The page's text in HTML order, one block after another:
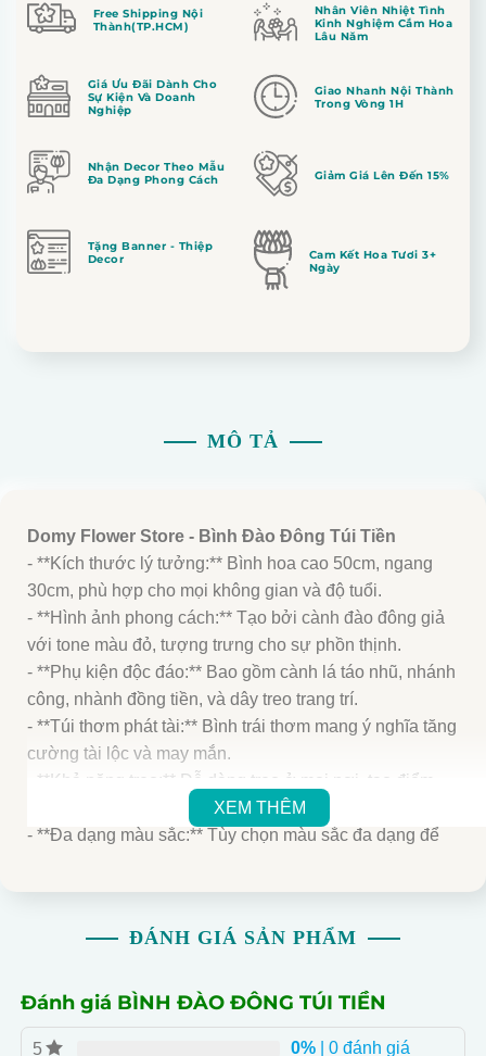
Free Shipping Nội
Thành(TP.HCM)
Nhân Viên Nhiệt Tình
Kinh Nghiệm Cắm Hoa
Lâu Năm
Giá Ưu Đãi Dành Cho
Sự Kiện Và Doanh
Nghiệp
Giao Nhanh Nội Thành
Trong Vòng 1H
Nhận Decor Theo Mẫu
Đa Dạng Phong Cách
Giảm Giá Lên Đến 15%
Tặng Banner - Thiệp
Decor
Cam Kết Hoa Tươi 3+
Ngày
MÔ TẢ
Domy Flower Store - Bình Đào Đông Túi Tiền
- **Kích thước lý tưởng:** Bình hoa cao 50cm, ngang
30cm, phù hợp cho mọi không gian và độ tuổi.
- **Hình ảnh phong cách:** Tạo bởi cành đào đông giả
với tone màu đỏ, tượng trưng cho sự phồn thịnh.
- **Phụ kiện độc đáo:** Bao gồm cành lá táo nhũ, nhánh
công, nhành đồng tiền, và dây treo trang trí.
- **Túi thơm phát tài:** Bình trái thơm mang ý nghĩa tăng
cường tài lộc và may mắn.
- **Khả năng treo:** Dễ dàng treo ở mọi nơi, tạo điểm
- **Đa dạng màu sắc:** Tùy chọn màu sắc đa dạng để
- **Giao hàng nhanh chóng:** Miễn phí giao hàng nội
XEM THÊM
ĐÁNH GIÁ SẢN PHẨM
Đánh giá BÌNH ĐÀO ĐÔNG TÚI TIỀN
5 0%| 0 đánh giá